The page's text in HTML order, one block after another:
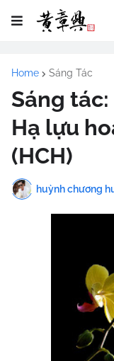
Home Sáng Tác
Sáng
Hạ lựu
(HCH)
huỳnh chương